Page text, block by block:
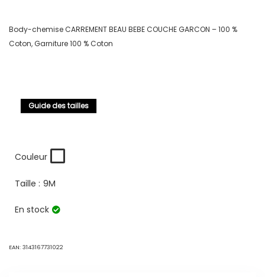
Body-chemise CARREMENT BEAU BEBE COUCHE GARCON – 100 %
Coton, Garniture 100 % Coton
Guide des tailles
Couleur
Taille : 9M
En stock
EAN: 3143167731022